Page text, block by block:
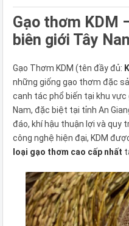
Gạo thơm KDM
biên giới Tây
Gạo Thơm KDM (tên đầy đủ:
những giống gạo thơm đặc
canh tác phổ biến tại khu
Nam, đặc biệt tại tỉnh An
đáo, khí hậu thuận lợi và quy
công nghệ hiện đại, KDM
loại gạo thơm cao cấp nhất